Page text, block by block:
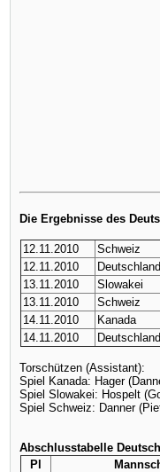
Die Ergebnisse des
12.11.2010 Schweiz
12.11.2010
Deutschland
13.11.2010
Slowakei
13.11.2010
Schweiz
14.11.2010
Kanada
14.11.2010
Deutschland
Torschützen (Assistant):
Spiel Kanada: Hager
Spiel Slowakei: Hospelt
Spiel Schweiz: Danner
Abschlusstabelle
Pl